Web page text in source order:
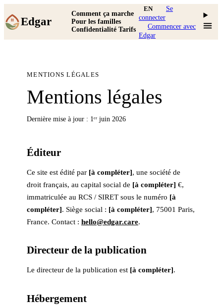
Edgar
Comment ça marche
Pour les familles
Confidentialité Tarifs
EN
Se
connecter
Commencer avec
Edgar
MENTIONS LÉGALES
Mentions légales
Dernière mise à jour : 1ᵉʳ juin 2026
Éditeur
Ce site est édité par [à compléter], une société de
droit français, au capital social de [à compléter] €,
immatriculée au RCS / SIRET sous le numéro [à
compléter]. Siège social : [à compléter], 75001 Paris,
France. Contact : hello@edgar.care.
Directeur de la publication
Le directeur de la publication est [à compléter].
Hébergement